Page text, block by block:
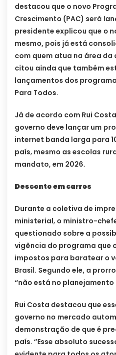
destacou que o novo
Crescimento (PAC) será
presidente explicou que o
mesmo, pois já está
com quem atua na área da
citou ainda que também
lançamentos dos
Para Todos.
Já de acordo com Rui
governo deve lançar um
internet banda larga para
país, mesmo as escolas
mandato, em 2026.
Desconto em carros
Durante a coletiva de
ministerial, o ministro-
questionado sobre a
vigência do programa que
impostos para baratear o
Brasil. Segundo ele, a
“não está no planejamento
Rui Costa destacou que
governo no mercado
demonstração de que é
país. “Esse absoluto